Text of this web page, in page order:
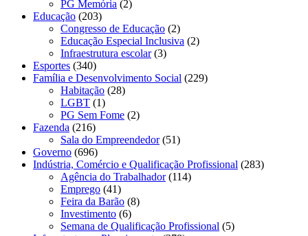
PG Memória (2)
Educação (203)
Congresso de Educação (2)
Educação Especial Inclusiva (2)
Infraestrutura escolar(3)
Esportes (340)
Família e Desenvolvimento Social (229)
Habitação (28)
LGBT (1)
PG Sem Fome (2)
Fazenda (216)
Sala do Empreendedor(51)
Governo (696)
Indústria, Comércio e Qualificação Profissional (283)
Agência do Trabalhador(114)
Emprego (41)
Feira da Barão (8)
Investimento (6)
Semana de Qualificação Profissional (5)